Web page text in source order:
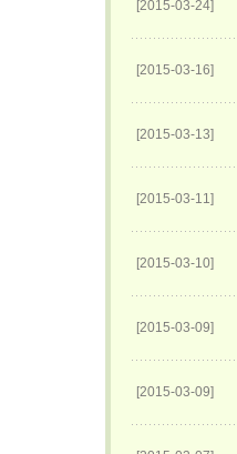
[2015-03-24]
[2015-03-16]
[2015-03-13]
[2015-03-11]
[2015-03-10]
[2015-03-09]
[2015-03-09]